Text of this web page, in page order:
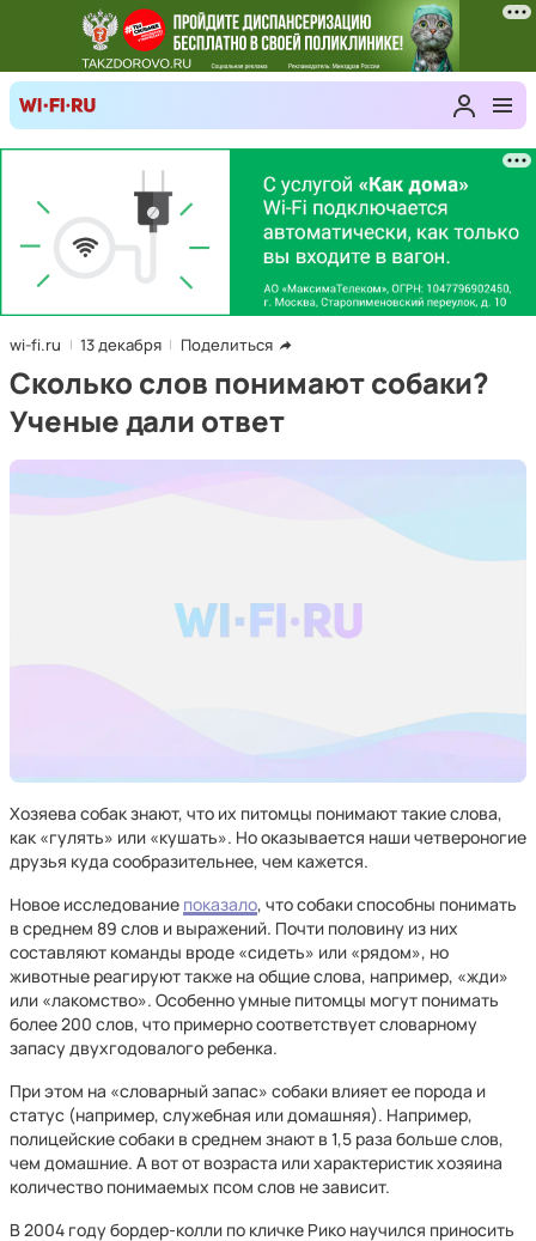
wi-fi.ru 13 декабря Поделиться
Сколько слов понимают собаки?
Ученые дали ответ
Хозяева собак знают, что их питомцы понимают такие слова,
как «гулять» или «кушать». Но оказывается наши четвероногие
друзья куда сообразительнее, чем кажется.
Новое исследование показало, что собаки способны понимать
в среднем 89 слов и выражений. Почти половину из них
составляют команды вроде «сидеть» или «рядом», но
животные реагируют также на общие слова, например, «жди»
или «лакомство». Особенно умные питомцы могут понимать
более 200 слов, что примерно соответствует словарному
запасу двухгодовалого ребенка.
При этом на «словарный запас» собаки влияет ее порода и
статус (например, служебная или домашняя). Например,
полицейские собаки в среднем знают в 1,5 раза больше слов,
чем домашние. А вот от возраста или характеристик хозяина
количество понимаемых псом слов не зависит.
В 2004 году бордер-колли по кличке Рико научился приносить